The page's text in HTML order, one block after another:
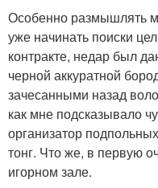
Особенно размышлять
уже начинать поиски
контракте, недар был
черной аккуратной
зачесанными назад
как мне подсказывало
организатор
тонг. Что же, в первую
игорном зале.